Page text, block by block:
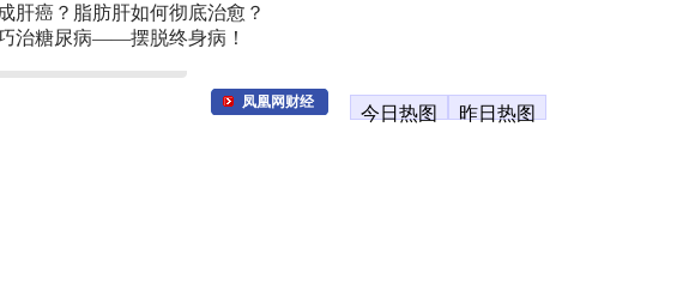
肝癌？脂肪肝如何彻底治愈？
治糖尿病——摆脱终身病！
凤凰网财经
今日热图 昨日热图